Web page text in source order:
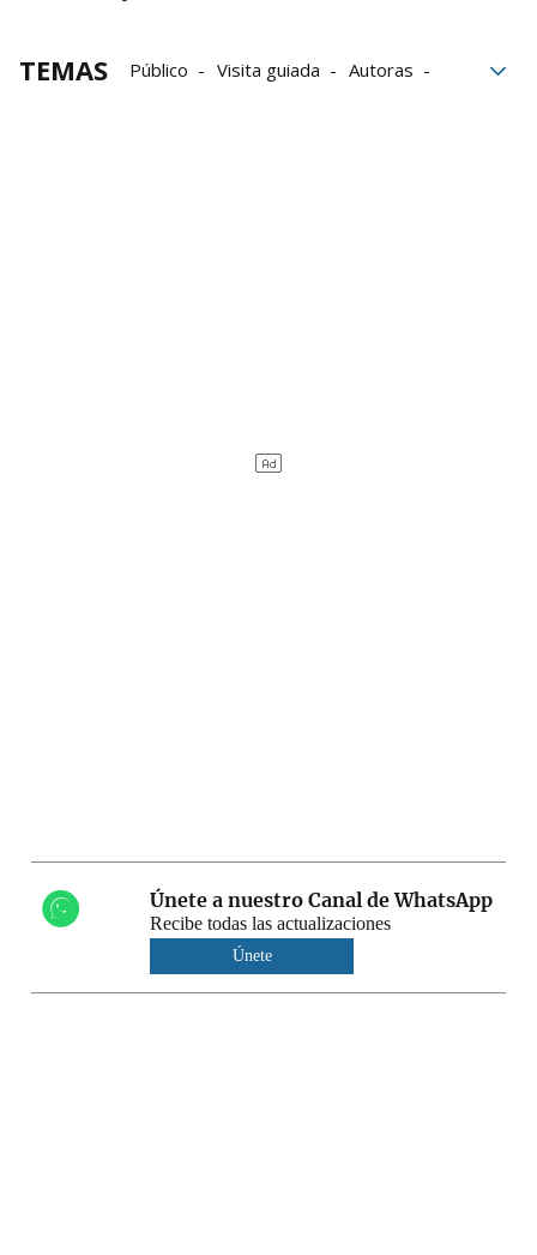
TEMAS Público Visita guiada
Autoras
Únete a nuestro Canal de WhatsApp
Recibe todas las actualizaciones
Únete